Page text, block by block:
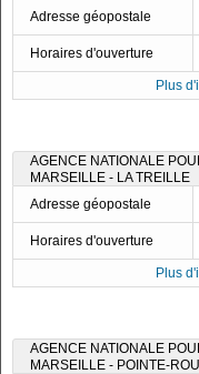
Adresse géopostale
Horaires d'ouverture
Plus
AGENCE NATIONALE
MARSEILLE - LA TREILLE
Adresse géopostale
Horaires d'ouverture
Plus
AGENCE NATIONALE
MARSEILLE - POINTE-